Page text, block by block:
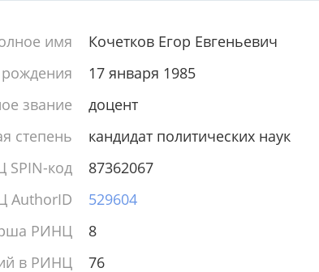
имя
Кочетков Егор Евгеньевич
17 января 1985
звание
доцент
степень
кандидат политических наук
SPIN-код
87362067
AuthorID
529604
РИНЦ
8
в РИНЦ
76